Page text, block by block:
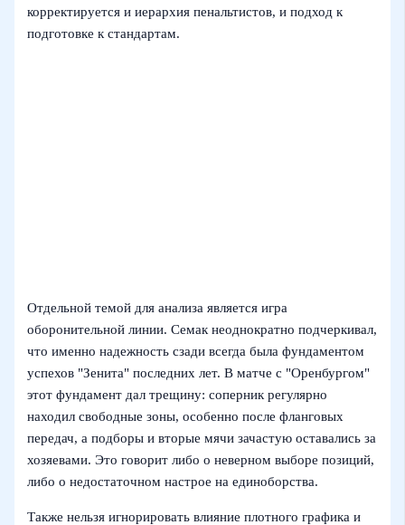
корректируется и иерархия пенальтистов, и подход к
подготовке к стандартам.
Отдельной темой для анализа является игра
оборонительной линии. Семак неоднократно подчеркивал,
что именно надежность сзади всегда была фундаментом
успехов "Зенита" последних лет. В матче с "Оренбургом"
этот фундамент дал трещину: соперник регулярно
находил свободные зоны, особенно после фланговых
передач, а подборы и вторые мячи зачастую оставались за
хозяевами. Это говорит либо о неверном выборе позиций,
либо о недостаточном настрое на единоборства.
Также нельзя игнорировать влияние плотного графика и